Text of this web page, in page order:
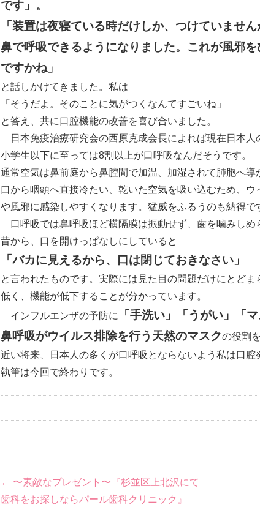
です」。
「装置は夜寝ている時だけしか、つけていませ
鼻で呼吸できるようになりました。これが風邪
ですかね」
と話しかけてきました。私は
「そうだよ。そのことに気がつくなんてすごいね」
と答え、共に口腔機能の改善を喜び合いました。
日本免疫治療研究会の西原克成会長によれば現在日本人
小学生以下に至っては8割以上が口呼吸なんだそうです。
通常空気は鼻前庭から鼻腔間で加温、加湿されて肺胞へ導
口から咽頭へ直接冷たい、乾いた空気を吸い込むため、
や風邪に感染しやすくなります。猛威をふるうのも納得で
口呼吸では鼻呼吸ほど横隔膜は振動せず、歯を噛みしめ
昔から、口を開けっぱなしにしていると
「バカに見えるから、口は閉じておきなさい」
と言われたものです。実際には見た目の問題だけにとど
低く、機能が低下することが分かっています。
インフルエンザの予防に
「手洗い」「うがい」「マ
鼻呼吸がウイルス排除を行う天然のマスクの役割
近い将来、日本人の多くが口呼吸とならないよう私は口腔
執筆は今回で終わりです。
投
← 〜素敵なプレゼント〜『杉並区上北沢にて
歯科をお探しならパール歯科クリニック』